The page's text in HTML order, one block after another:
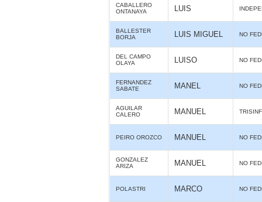
CABALLERO
ONTANAYA
LUIS
BALLESTER
BORJA
LUIS MIGUEL NO
DEL CAMPO
OLAYA
LUISO NO
FERNANDEZ
SABATE
MANEL NO
AGUILAR
CALERO
MANUEL
PEIRO OROZCO MANUEL NO
GONZALEZ
ARIZA
MANUEL NO
POLASTRI MARCO NO